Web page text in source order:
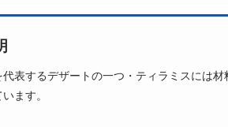
代表するデザートの一つ・ティラミスには
ます。